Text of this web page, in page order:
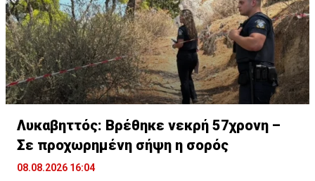
Λυκαβηττός: Βρέθηκε νεκρή 57χρονη –
Σε προχωρημένη σήψη η σορός
08.08.2026 16:04